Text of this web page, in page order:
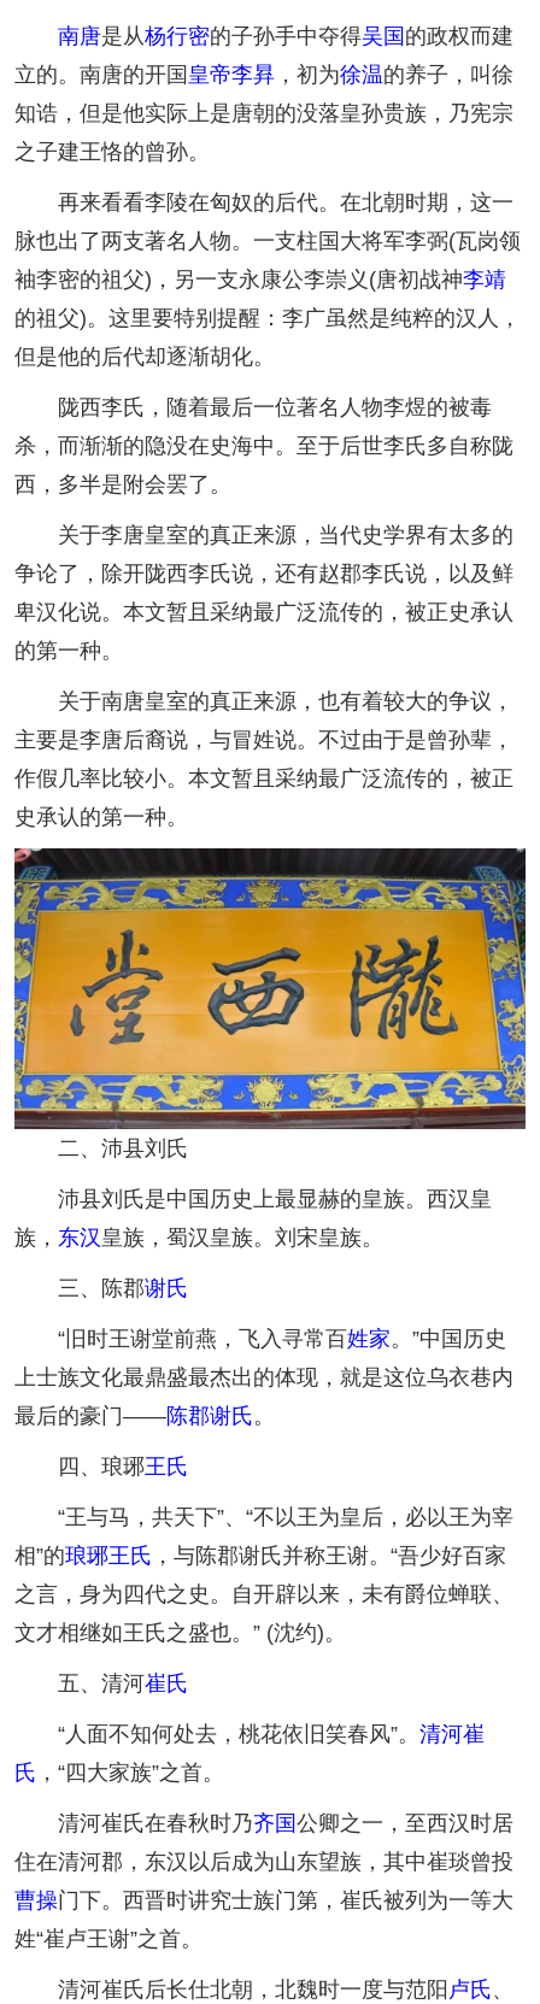
南唐是从杨行密的子孙手中夺得吴国 的政权而建
立的。南唐的开国 皇帝李昪 ，初为徐温的养子，叫徐
知诰，但是他实际上是唐朝的没落皇孙贵族，乃宪宗
之子建王恪的曾孙。
再来看看李陵在匈奴的后代。在北朝时期，这一
脉也出了两支著名人物。一支柱国大将军李弼(瓦岗领
袖李密的祖父)，另一支永康公李崇义(唐初战神李靖
的祖父)。这里要特别提醒：李广虽然是纯粹的汉人，
但是他的后代却逐渐胡化。
陇西李氏，随着最后一位著名人物李煜的被毒
杀，而渐渐的隐没在史海中。至于后世李氏多自称陇
西，多半是附会罢了。
关于李唐皇室的真正来源，当代史学界有太多的
争论了，除开陇西李氏说，还有赵郡李氏说，以及鲜
卑汉化说。本文暂且采纳最广泛流传的，被正史承认
的第一种。
关于南唐皇室的真正来源，也有着较大的争议，
主要是李唐后裔说，与冒姓说。不过由于是曾孙辈，
作假几率比较小。本文暂且采纳最广泛流传的，被正
史承认的第一种。
二、沛县刘氏
沛县刘氏是中国历史上最显赫的皇族。西汉皇
族， 东汉皇族，蜀汉皇族。刘宋皇族。
三、陈郡谢氏
“旧时王谢堂前燕，飞入寻常百姓家。”中国历史
上士族文化最鼎盛最杰出的体现，就是这位乌衣巷内
最后的豪门——陈郡谢氏。
四、琅琊王氏
“王与马，共天下”、“不以王为皇后，必以王为宰
相”的琅琊王氏 ，与陈郡谢氏并称王谢。“吾少好百家
之言，身为四代之史。自开辟以来，未有爵位蝉联、
文才相继如王氏之盛也。” (沈约)。
五、清河崔氏
“人面不知何处去，桃花依旧笑春风”。 清河崔
氏 ，“四大家族”之首。
清河崔氏在春秋时乃齐国公卿之一，至西汉时居
住在清河郡，东汉以后成为山东望族，其中崔琰曾投
曹操门下。西晋时讲究士族门第，崔氏被列为一等大
姓“崔卢王谢”之首。
清河崔氏后长仕北朝，北魏时一度与范阳 卢氏、